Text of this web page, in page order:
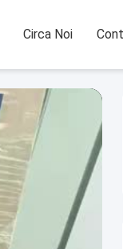
Circa Noi